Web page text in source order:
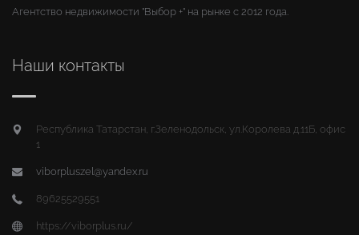
Агентство недвижимости "Выбор +" на рынке с 2012 года.
Наши контакты
Республика Татарстан, г.Зеленодольск, ул.Королева д.11Б, офис
1
viborpluszel@yandex.ru
89625529551
https://viborplus.ru/